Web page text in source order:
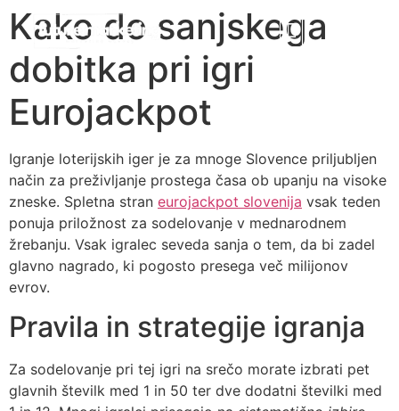
Kako do sanjskega
dobitka pri igri
Eurojackpot
Igranje loterijskih iger je za mnoge Slovence priljubljen
način za preživljanje prostega časa ob upanju na visoke
zneske. Spletna stran eurojackpot slovenija vsak teden
ponuja priložnost za sodelovanje v mednarodnem
žrebanju. Vsak igralec seveda sanja o tem, da bi zadel
glavno nagrado, ki pogosto presega več milijonov
evrov.
Pravila in strategije igranja
Za sodelovanje pri tej igri na srečo morate izbrati pet
glavnih številk med 1 in 50 ter dve dodatni številki med